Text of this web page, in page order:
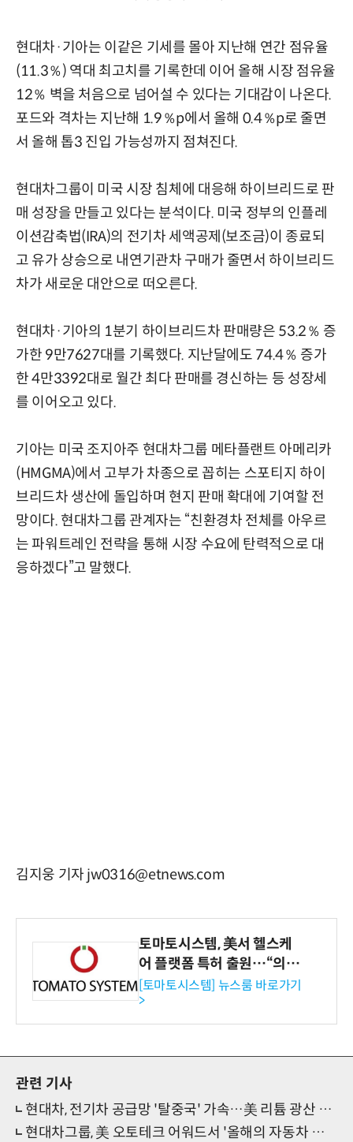
현대차·기아는 이같은 기세를 몰아 지난해 연간 점유율
(11.3％) 역대 최고치를 기록한데 이어 올해 시장 점유율
12％ 벽을 처음으로 넘어설 수 있다는 기대감이 나온다.
포드와 격차는 지난해 1.9％p에서 올해 0.4％p로 줄면
서 올해 톱3 진입 가능성까지 점쳐진다.
현대차그룹이 미국 시장 침체에 대응해 하이브리드로 판
매 성장을 만들고 있다는 분석이다. 미국 정부의 인플레
이션감축법(IRA)의 전기차 세액공제(보조금)이 종료되
고 유가 상승으로 내연기관차 구매가 줄면서 하이브리드
차가 새로운 대안으로 떠오른다.
현대차·기아의 1분기 하이브리드차 판매량은 53.2％ 증
가한 9만7627대를 기록했다. 지난달에도 74.4％ 증가
한 4만3392대로 월간 최다 판매를 경신하는 등 성장세
를 이어오고 있다.
기아는 미국 조지아주 현대차그룹 메타플랜트 아메리카
(HMGMA)에서 고부가 차종으로 꼽히는 스포티지 하이
브리드차 생산에 돌입하며 현지 판매 확대에 기여할 전
망이다. 현대차그룹 관계자는 “친환경차 전체를 아우르
는 파워트레인 전략을 통해 시장 수요에 탄력적으로 대
응하겠다”고 말했다.
김지웅 기자 jw0316@etnews.com
토마토시스템, 美서 헬스케
어 플랫폼 특허 출원…“의료
기관·보험사 공략”
[토마토시스템] 뉴스룸 바로가기
>
관련 기사
현대차, 전기차 공급망 '탈중국' 가속…美 리튬 광산 프로젝트 전격 합류
현대차그룹, 美 오토테크 어워드서 '올해의 자동차 회사'